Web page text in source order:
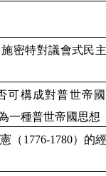
密特對議會式民
可構成對普世帝
一種普世帝國思想
（ 1776-1780）的